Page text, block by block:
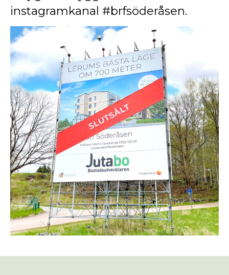
instagramkanal #brfsöderåsen.